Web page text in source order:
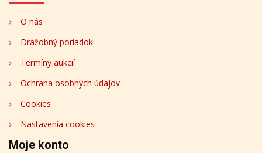
O nás
Dražobný poriadok
Termíny aukcií
Ochrana osobných údajov
Cookies
Nastavenia cookies
Moje konto